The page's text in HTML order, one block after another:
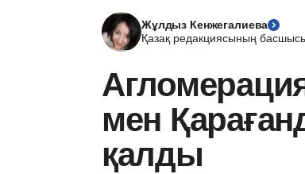
Жұлдыз Кенжегалиева
Қазақ редакциясының
мен
қалды